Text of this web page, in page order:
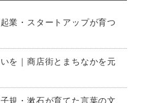
業・スタートアップが育つ
を｜商店街とまちなかを元
規・漱石が育てた言葉の文